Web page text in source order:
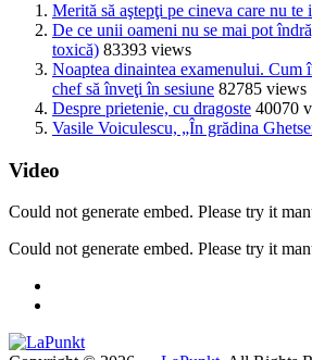
Merită să aştepţi pe cineva care nu te
De ce unii oameni nu se mai pot
toxică) 83393 views
Noaptea dinaintea examenului. Cum
chef să înveţi în sesiune 82785 views
Despre prietenie, cu dragoste 40070
Vasile Voiculescu, „În grădina
Video
Could not generate embed. Please try it
Could not generate embed. Please try it